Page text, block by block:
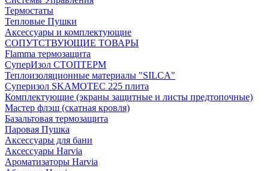
Термостаты
Тепловые Пушки
Аксессуары и комплектующие
СОПУТСТВУЮЩИЕ ТОВАРЫ
Flamma термозащита
СуперИзол СТОПТЕРМ
Теплоизоляционные материалы "SILCA"
Суперизол SKAMOTEC 225 плита
Комплектующие (экраны защитные и листы предтопочные)
Мастер флэш (скатная кровля)
Базальтовая термозащита
Паровая Пушка
Аксессуары для бани
Аксессуары Harvia
Ароматизаторы Harvia